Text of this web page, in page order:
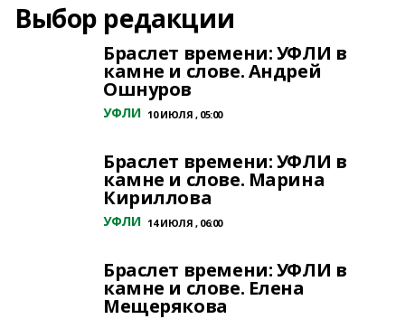
Выбор редакции
Браслет времени: УФЛИ в
камне и слове. Андрей
Ошнуров
УФЛИ 10 ИЮЛЯ , 05:00
Браслет времени: УФЛИ в
камне и слове. Марина
Кириллова
УФЛИ 14 ИЮЛЯ , 06:00
Браслет времени: УФЛИ в
камне и слове. Елена
Мещерякова